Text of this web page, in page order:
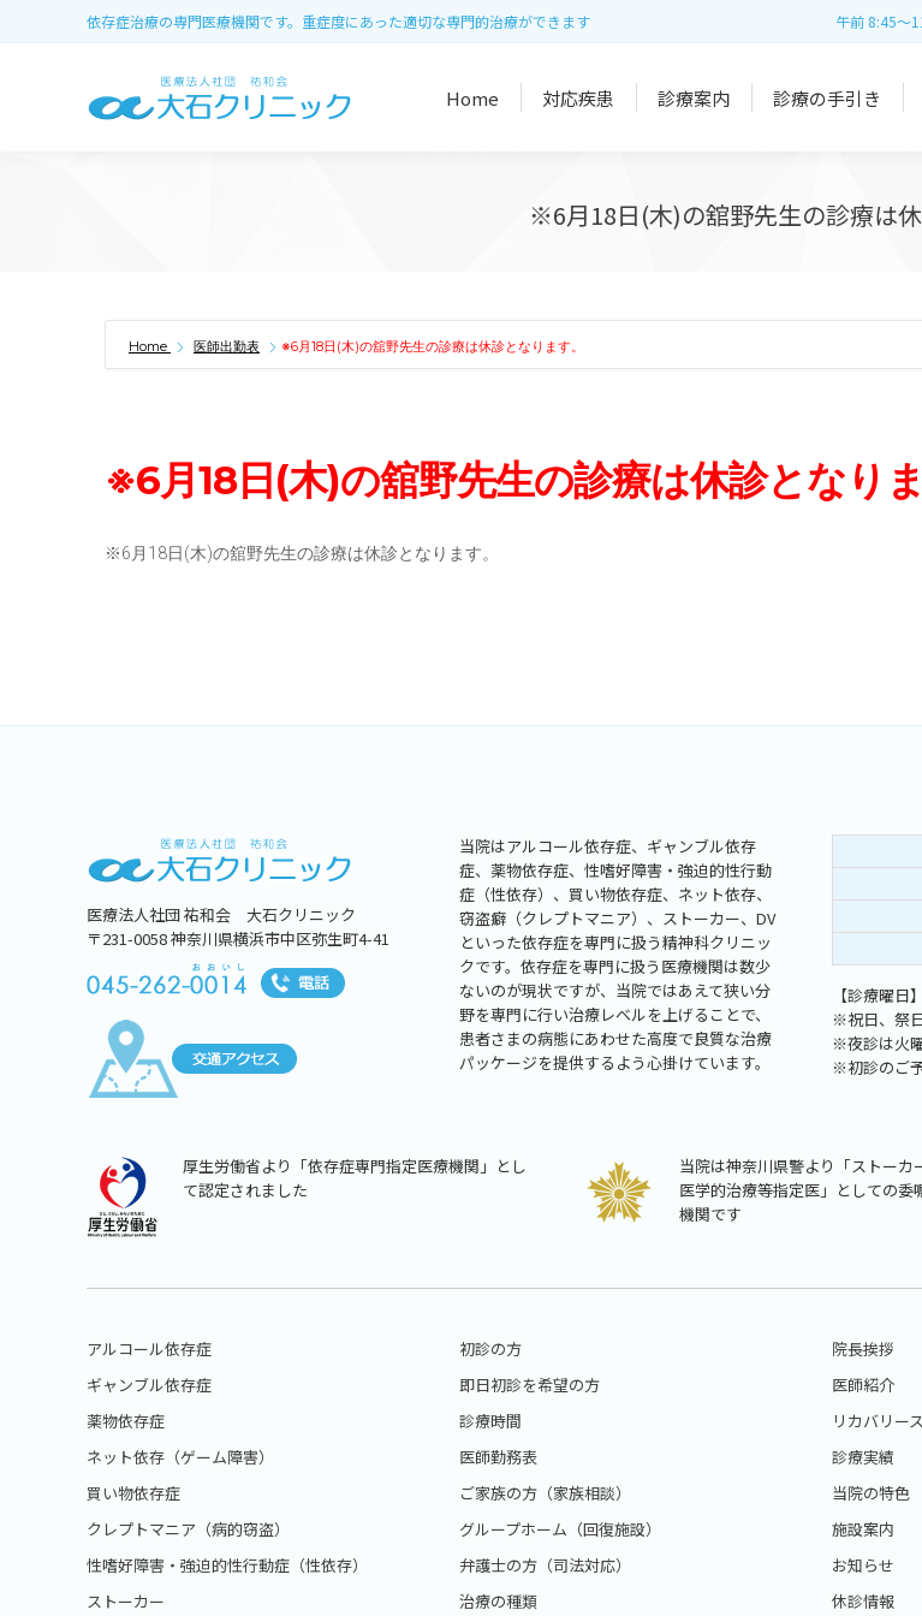
依存症治療の専門医療機関です。重症度にあった適切な専門的治療ができます 午前 8:45～
Home 対応疾患 診療案内 診療の手引き
※6月18日(木)の舘野先生の診療は休
Home 医師出勤表 ※6月18日(木)の舘野先生の診療は休診となります。
※6月18日(木)の舘野先生の診療は休診となりま
※6月18日(木)の舘野先生の診療は休診となります。
医療法人社団 祐和会 大石クリニック
〒231-0058 神奈川県横浜市中区弥生町4-41
当院はアルコール依存症、ギャンブル依存
症、薬物依存症、性嗜好障害・強迫的性行動
症（性依存）、買い物依存症、ネット依存、
窃盗癖（クレプトマニア）、ストーカー、DV
といった依存症を専門に扱う精神科クリニッ
クです。依存症を専門に扱う医療機関は数少
ないのが現状ですが、当院ではあえて狭い分
野を専門に行い治療レベルを上げることで、
患者さまの病態にあわせた高度で良質な治療
パッケージを提供するよう心掛けています。
【診療曜
※祝日、祭
※夜診は火
※初診のご
厚生労働省より「依存症専門指定医療機関」とし
て認定されました
当院は神奈川県警より「ストーカ
医学的治療等指定医」としての委
機関です
アルコール依存症
ギャンブル依存症
薬物依存症
ネット依存（ゲーム障害）
買い物依存症
クレプトマニア（病的窃盗）
性嗜好障害・強迫的性行動症（性依存）
ストーカー
初診の方
即日初診を希望の方
診療時間
医師勤務表
ご家族の方（家族相談）
グループホーム（回復施設）
弁護士の方（司法対応）
治療の種類
院長挨拶
医師紹介
リカバリー
診療実績
当院の特色
施設案内
お知らせ
休診情報